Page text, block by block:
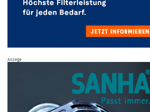
Anzeige